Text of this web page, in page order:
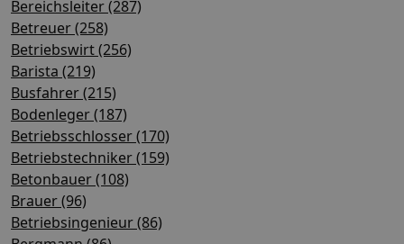
Bereichsleiter (287)
Betreuer (258)
Betriebswirt (256)
Barista (219)
Busfahrer (215)
Bodenleger (187)
Betriebsschlosser (170)
Betriebstechniker (159)
Betonbauer (108)
Brauer (96)
Betriebsingenieur (86)